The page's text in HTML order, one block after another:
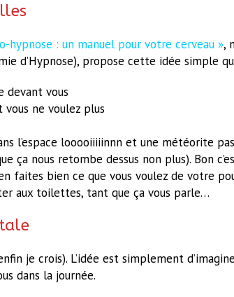
hypnose : un manuel pour votre cerveau »,
d’Hypnose), propose cette idée simple
devant vous
ne voulez plus
l’espace looooiiiiinnn et une météorite
ça nous retombe dessus non plus). Bon
faites bien ce que vous voulez de votre
aux toilettes, tant que ça vous parle…
je crois). L’idée est simplement
dans la journée.